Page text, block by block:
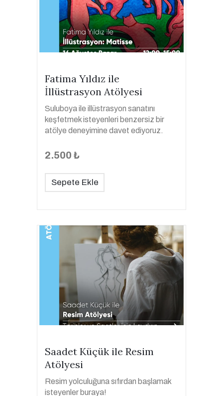
Fatima Yıldız ile
İllüstrasyon Atölyesi
Suluboya ile illüstrasyon sanatını
keşfetmek isteyenleri benzersiz bir
atölye deneyimine davet ediyoruz.
2.500 ₺
Sepete Ekle
Saadet Küçük ile Resim
Atölyesi
Resim yolculuğuna sıfırdan başlamak
isteyenler buraya!